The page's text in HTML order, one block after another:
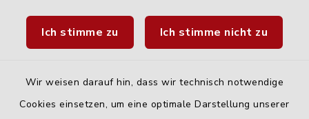
Ich stimme zu Ich stimme nicht zu
Wir weisen darauf hin, dass wir technisch notwendige
Cookies einsetzen, um eine optimale Darstellung unserer
Fahrplanauskunft DING